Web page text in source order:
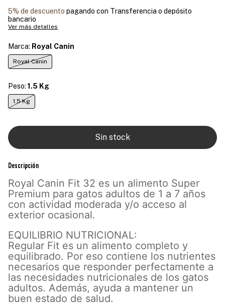
5% de descuento pagando con Transferencia o depósito
bancario
Ver más detalles
Marca: Royal Canin
Royal Canin
Peso: 1.5 Kg
1.5 Kg
Descripción
Royal Canin Fit 32 es un alimento Super
Premium para gatos adultos de 1 a 7 años
con actividad moderada y/o acceso al
exterior ocasional.
EQUILIBRIO NUTRICIONAL:
Regular Fit es un alimento completo y
equilibrado. Por eso contiene los nutrientes
necesarios que responder perfectamente a
las necesidades nutricionales de los gatos
adultos. Además, ayuda a mantener un
buen estado de salud.